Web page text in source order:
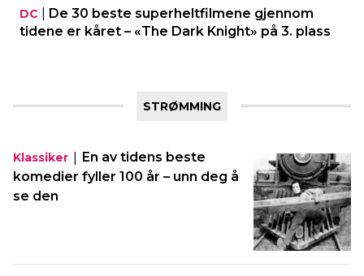
DC
De 30 beste superheltfilmene gjennom
tidene er kåret – «The Dark Knight» på 3. plass
STRØMMING
Klassiker | En av tidens beste
komedier fyller 100 år – unn deg å
se den